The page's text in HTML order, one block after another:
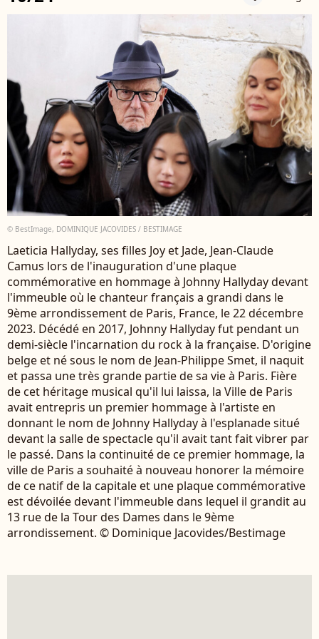
© BestImage, DOMINIQUE JACOVIDES / BESTIMAGE
Laeticia Hallyday, ses filles Joy et Jade, Jean-Claude
Camus lors de l'inauguration d'une plaque
commémorative en hommage à Johnny Hallyday devant
l'immeuble où le chanteur français a grandi dans le
9ème arrondissement de Paris, France, le 22 décembre
2023. Décédé en 2017, Johnny Hallyday fut pendant un
demi-siècle l'incarnation du rock à la française. D'origine
belge et né sous le nom de Jean-Philippe Smet, il naquit
et passa une très grande partie de sa vie à Paris. Fière
de cet héritage musical qu'il lui laissa, la Ville de Paris
avait entrepris un premier hommage à l'artiste en
donnant le nom de Johnny Hallyday à l'esplanade situé
devant la salle de spectacle qu'il avait tant fait vibrer par
le passé. Dans la continuité de ce premier hommage, la
ville de Paris a souhaité à nouveau honorer la mémoire
de ce natif de la capitale et une plaque commémorative
est dévoilée devant l'immeuble dans lequel il grandit au
13 rue de la Tour des Dames dans le 9ème
arrondissement. © Dominique Jacovides/Bestimage